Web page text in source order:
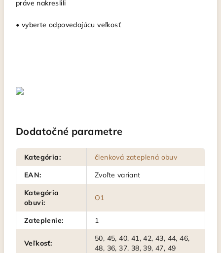
práve nakreslili
• vyberte odpovedajúcu veľkosť
Dodatočné parametre
Kategória:
členková zateplená obuv
EAN:
Zvoľte variant
Kategória
obuvi:
O1
Zateplenie: 1
Veľkosť:
50, 45, 40, 41, 42, 43, 44, 46,
48, 36, 37, 38, 39, 47, 49